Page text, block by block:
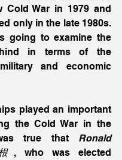
Cold War in 1979 and
only in the late 1980s.
going to examine the
in terms of the
and economic
played an important
the Cold War in the
true that Ronald
, who was elected